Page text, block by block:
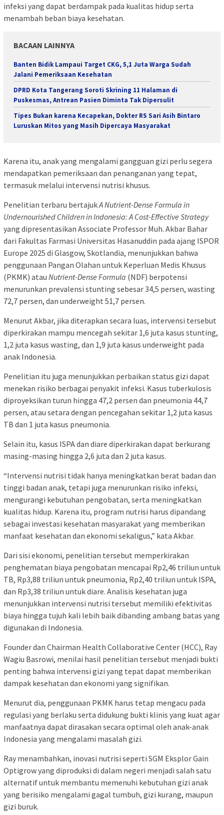
infeksi yang dapat berdampak pada kualitas hidup serta
menambah beban biaya kesehatan.
BACAAN LAINNYA
Banten Bidik Lampaui Target CKG, 5,1 Juta Warga Sudah
Jalani Pemeriksaan Kesehatan
DPRD Kota Tangerang Soroti Skrining 11 Halaman di
Puskesmas, Antrean Pasien Diminta Tak Dipersulit
Tipes Bukan karena Kecapekan, Dokter RS Sari Asih Bintaro
Luruskan Mitos yang Masih Dipercaya Masyarakat
Karena itu, anak yang mengalami gangguan gizi perlu segera
mendapatkan pemeriksaan dan penanganan yang tepat,
termasuk melalui intervensi nutrisi khusus.
Penelitian terbaru bertajukA Nutrient-Dense Formula in
Undernourished Children in Indonesia: A Cost-Effective Strategy
yang dipresentasikan Associate Professor Muh. Akbar Bahar
dari Fakultas Farmasi Universitas Hasanuddin pada ajang ISPOR
Europe 2025 di Glasgow, Skotlandia, menunjukkan bahwa
penggunaan Pangan Olahan untuk Keperluan Medis Khusus
(PKMK) atau Nutrient-Dense Formula (NDF) berpotensi
menurunkan prevalensi stunting sebesar 34,5 persen, wasting
72,7 persen, dan underweight 51,7 persen.
Menurut Akbar, jika diterapkan secara luas, intervensi tersebut
diperkirakan mampu mencegah sekitar 1,6 juta kasus stunting,
1,2 juta kasus wasting, dan 1,9 juta kasus underweight pada
anak Indonesia.
Penelitian itu juga menunjukkan perbaikan status gizi dapat
menekan risiko berbagai penyakit infeksi. Kasus tuberkulosis
diproyeksikan turun hingga 47,2 persen dan pneumonia 44,7
persen, atau setara dengan pencegahan sekitar 1,2 juta kasus
TB dan 1 juta kasus pneumonia.
Selain itu, kasus ISPA dan diare diperkirakan dapat berkurang
masing-masing hingga 2,6 juta dan 2 juta kasus.
“Intervensi nutrisi tidak hanya meningkatkan berat badan dan
tinggi badan anak, tetapi juga menurunkan risiko infeksi,
mengurangi kebutuhan pengobatan, serta meningkatkan
kualitas hidup. Karena itu, program nutrisi harus dipandang
sebagai investasi kesehatan masyarakat yang memberikan
manfaat kesehatan dan ekonomi sekaligus,” kata Akbar.
Dari sisi ekonomi, penelitian tersebut memperkirakan
penghematan biaya pengobatan mencapai Rp2,46 triliun untuk
TB, Rp3,88 triliun untuk pneumonia, Rp2,40 triliun untuk ISPA,
dan Rp3,38 triliun untuk diare. Analisis kesehatan juga
menunjukkan intervensi nutrisi tersebut memiliki efektivitas
biaya hingga tujuh kali lebih baik dibanding ambang batas yang
digunakan di Indonesia.
Founder dan Chairman Health Collaborative Center (HCC), Ray
Wagiu Basrowi, menilai hasil penelitian tersebut menjadi bukti
penting bahwa intervensi gizi yang tepat dapat memberikan
dampak kesehatan dan ekonomi yang signifikan.
Menurut dia, penggunaan PKMK harus tetap mengacu pada
regulasi yang berlaku serta didukung bukti klinis yang kuat agar
manfaatnya dapat dirasakan secara optimal oleh anak-anak
Indonesia yang mengalami masalah gizi.
Ray menambahkan, inovasi nutrisi seperti SGM Eksplor Gain
Optigrow yang diproduksi di dalam negeri menjadi salah satu
alternatif untuk membantu memenuhi kebutuhan gizi anak
yang berisiko mengalami gagal tumbuh, gizi kurang, maupun
gizi buruk.